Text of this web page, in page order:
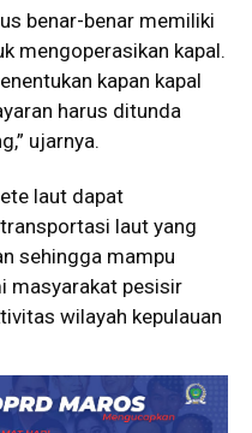
benar-benar memiliki
mengoperasikan kapal.
kapan kapal
harus ditunda
ujarnya.
laut dapat
laut yang
sehingga mampu
masyarakat pesisir
wilayah kepulauan